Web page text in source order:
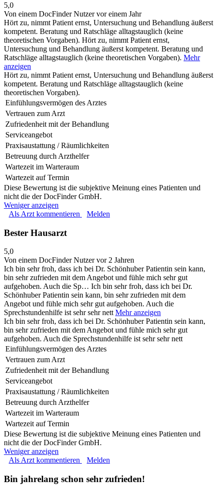
5,0
Von einem DocFinder Nutzervor einem Jahr
Hört zu, nimmt Patient ernst, Untersuchung und Behandlung äußerst
kompetent. Beratung und Ratschläge alltagstauglich (keine
theoretischen Vorgaben). Hört zu, nimmt Patient ernst,
Untersuchung und Behandlung äußerst kompetent. Beratung und
Ratschläge alltagstauglich (keine theoretischen Vorgaben). Mehr
anzeigen
Hört zu, nimmt Patient ernst, Untersuchung und Behandlung äußerst
kompetent. Beratung und Ratschläge alltagstauglich (keine
theoretischen Vorgaben).
Einfühlungsvermögen des Arztes
Vertrauen zum Arzt
Zufriedenheit mit der Behandlung
Serviceangebot
Praxisaustattung / Räumlichkeiten
Betreuung durch Arzthelfer
Wartezeit im Warteraum
Wartezeit auf Termin
Diese Bewertung ist die subjektive Meinung eines Patienten und
nicht die der DocFinder GmbH.
Weniger anzeigen
Als Arzt kommentieren
Melden
Bester Hausarzt
5,0
Von einem DocFinder Nutzervor 2 Jahren
Ich bin sehr froh, dass ich bei Dr. Schönhuber Patientin sein kann,
bin sehr zufrieden mit dem Angebot und fühle mich sehr gut
aufgehoben. Auch die Sp… Ich bin sehr froh, dass ich bei Dr.
Schönhuber Patientin sein kann, bin sehr zufrieden mit dem
Angebot und fühle mich sehr gut aufgehoben. Auch die
Sprechstundenhilfe ist sehr sehr nett Mehr anzeigen
Ich bin sehr froh, dass ich bei Dr. Schönhuber Patientin sein kann,
bin sehr zufrieden mit dem Angebot und fühle mich sehr gut
aufgehoben. Auch die Sprechstundenhilfe ist sehr sehr nett
Einfühlungsvermögen des Arztes
Vertrauen zum Arzt
Zufriedenheit mit der Behandlung
Serviceangebot
Praxisaustattung / Räumlichkeiten
Betreuung durch Arzthelfer
Wartezeit im Warteraum
Wartezeit auf Termin
Diese Bewertung ist die subjektive Meinung eines Patienten und
nicht die der DocFinder GmbH.
Weniger anzeigen
Als Arzt kommentieren
Melden
Bin jahrelang schon sehr zufrieden!